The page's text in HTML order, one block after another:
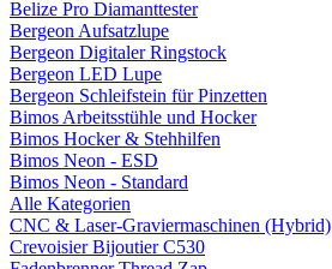
Belize Pro Diamanttester
Bergeon Aufsatzlupe
Bergeon Digitaler Ringstock
Bergeon LED Lupe
Bergeon Schleifstein für Pinzetten
Bimos Arbeitsstühle und Hocker
Bimos Hocker & Stehhilfen
Bimos Neon - ESD
Bimos Neon - Standard
Alle Kategorien
CNC & Laser-Graviermaschinen (Hybrid)
Crevoisier Bijoutier C530